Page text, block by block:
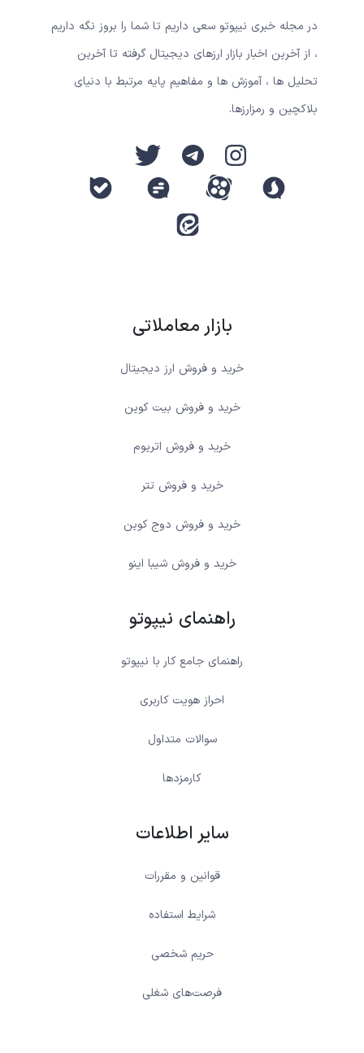
در مجله خبری نیپوتو سعی داریم تا شما را بروز نگه داریم
، از آخرین اخبار بازار ارزهای دیجیتال گرفته تا آخرین
تحلیل ها ، آموزش ها و مفاهیم پایه مرتبط با دنیای
بلاکچین و رمزارزها.
بازار معاملاتی
خرید و فروش ارز دیجیتال
خرید و فروش بیت کوین
خرید و فروش اتریوم
خرید و فروش تتر
خرید و فروش دوج کوین
خرید و فروش شیبا اینو
راهنمای نیپوتو
راهنمای جامع کار با نیپوتو
احراز هویت کاربری
سوالات متداول
کارمزدها
سایر اطلاعات
قوانین و مقررات
شرایط استفاده
حریم شخصی
فرصت‌های شغلی